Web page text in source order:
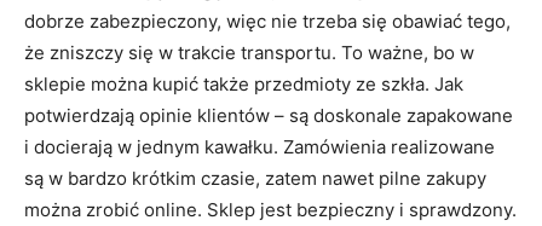
dobrze zabezpieczony, więc nie trzeba się obawiać tego,
że zniszczy się w trakcie transportu. To ważne, bo w
sklepie można kupić także przedmioty ze szkła. Jak
potwierdzają opinie klientów – są doskonale zapakowane
i docierają w jednym kawałku. Zamówienia realizowane
są w bardzo krótkim czasie, zatem nawet pilne zakupy
można zrobić online. Sklep jest bezpieczny i sprawdzony.